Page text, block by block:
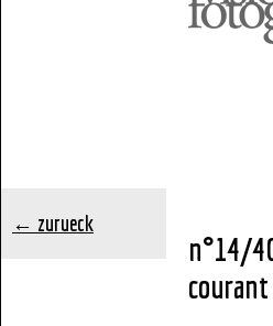
← zurueck
n°14/